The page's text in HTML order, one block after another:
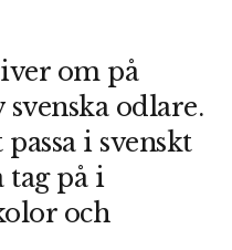
om på
svenska odlare.
i svenskt
tag på i
och